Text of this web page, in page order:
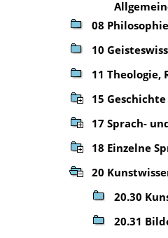
08 Philosophie
10
11 Theologie,
15 Geschichte
17 Sprach-
18 Einzelne
20
20.30
20.31